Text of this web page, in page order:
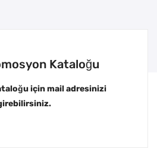
Kataloğu
için mail adresinizi